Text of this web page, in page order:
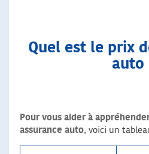
Quel est le prix
auto
Pour vous aider à
assurance auto, voici un